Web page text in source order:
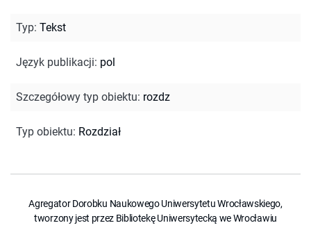
Typ: Tekst
Język publikacji: pol
Szczegółowy typ obiektu: rozdz
Typ obiektu: Rozdział
Agregator Dorobku Naukowego Uniwersytetu Wrocławskiego,
tworzony jest przez Bibliotekę Uniwersytecką we Wrocławiu